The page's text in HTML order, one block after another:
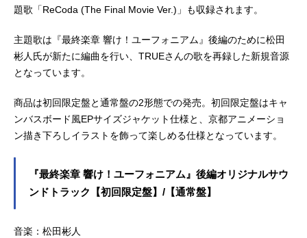
題歌「ReCoda (The Final Movie Ver.)」も収録されます。
主題歌は『最終楽章 響け！ユーフォニアム』後編のために松田
彬人氏が新たに編曲を行い、TRUEさんの歌を再録した新規音源
となっています。
商品は初回限定盤と通常盤の2形態での発売。初回限定盤はキャ
ンバスボード風EPサイズジャケット仕様と、京都アニメーショ
ン描き下ろしイラストを飾って楽しめる仕様となっています。
『最終楽章 響け！ユーフォニアム』後編オリジナルサウ
ンドトラック【初回限定盤】/【通常盤】
音楽：松田彬人